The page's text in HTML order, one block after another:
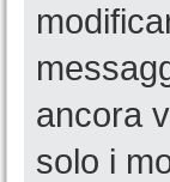
ancora
solo i